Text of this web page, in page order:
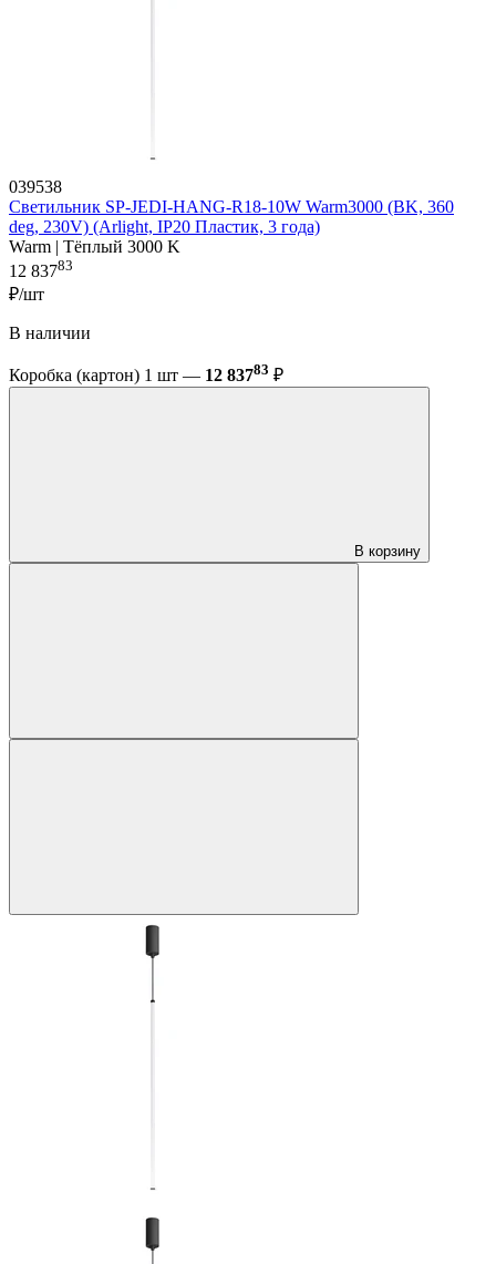
039538
Светильник SP-JEDI-HANG-R18-10W Warm3000 (BK, 360
deg, 230V) (Arlight, IP20 Пластик, 3 года)
Warm | Тёплый 3000 K
12 83783
₽/шт
В наличии
Коробка (картон) 1 шт — 12 83783 ₽
В корзину